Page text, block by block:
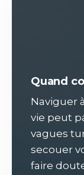
Quand
Naviguer
vie peut
vagues
secouer
faire